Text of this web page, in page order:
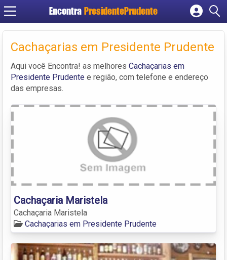
Encontra PresidentePrudente
Cadastrar empresa
Criar conta
Cachaçarias em Presidente Prudente
Aqui você Encontra! as melhores Cachaçarias em
Presidente Prudente e região, com telefone e endereço
das empresas.
Cachaçaria Maristela
Cachaçaria Maristela
Cachaçarias em Presidente Prudente